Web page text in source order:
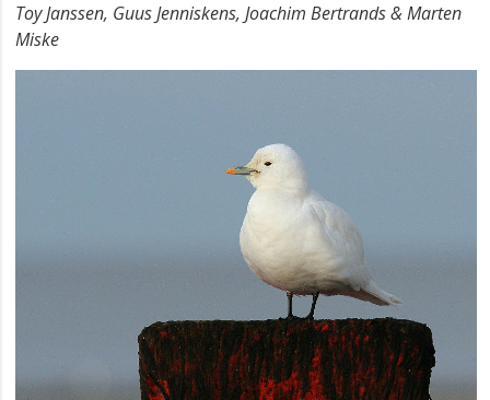
Toy Janssen, Guus Jenniskens, Joachim Bertrands & Marten
Miske